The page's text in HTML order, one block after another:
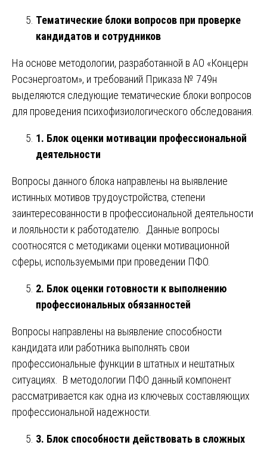
Тематические блоки вопросов при проверке
кандидатов и сотрудников
На основе методологии, разработанной в АО «Концерн
Росэнергоатом», и требований Приказа № 749н
выделяются следующие тематические блоки вопросов
для проведения психофизиологического обследования.
1. Блок оценки мотивации профессиональной
деятельности
Вопросы данного блока направлены на выявление
истинных мотивов трудоустройства, степени
заинтересованности в профессиональной деятельности
и лояльности к работодателю. Данные вопросы
соотносятся с методиками оценки мотивационной
сферы, используемыми при проведении ПФО.
2. Блок оценки готовности к выполнению
профессиональных обязанностей
Вопросы направлены на выявление способности
кандидата или работника выполнять свои
профессиональные функции в штатных и нештатных
ситуациях. В методологии ПФО данный компонент
рассматривается как одна из ключевых составляющих
профессиональной надежности.
3. Блок способности действовать в сложных